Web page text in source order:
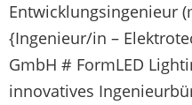
Entwicklungsingenieur
{Ingenieur/in –
GmbH # FormLED
innovatives